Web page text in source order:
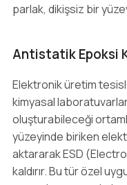
parlak, dikişsiz bir
Antistatik Epoksi
Elektronik üretim
kimyasal
oluşturabileceği
yüzeyinde biriken
aktararak ESD
kaldırır. Bu tür özel